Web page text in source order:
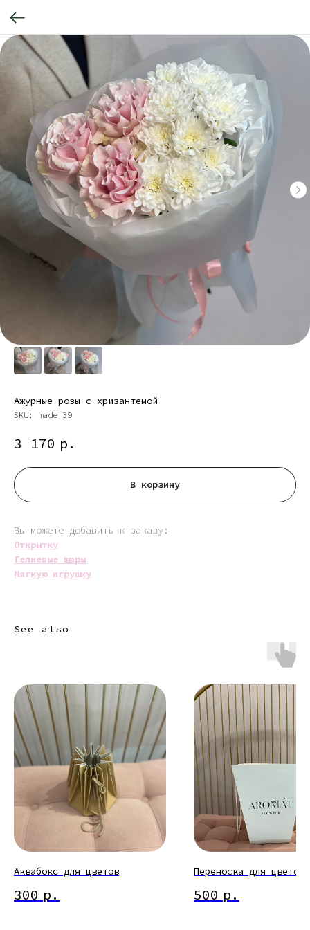
Ажурные розы с хризантемой
SKU: made_39
3 170 р.
В корзину
Вы можете добавить к заказу:
Открытку
Гелиевые шары
Мягкую игрушку
See also
Аквабокс для цветов
300 р.
Переноска для цветов
500 р.